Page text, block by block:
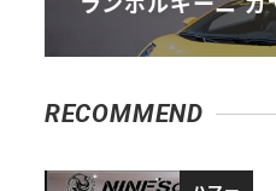
RECOMMEND